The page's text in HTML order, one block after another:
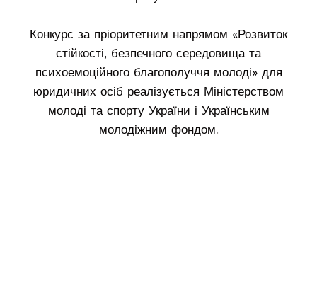
Конкурс за пріоритетним напрямом «Розвиток
стійкості, безпечного середовища та
психоемоційного благополуччя молоді» для
юридичних осіб реалізується Міністерством
молоді та спорту України і Українським
молодіжним фондом.